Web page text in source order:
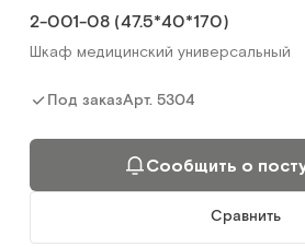
2-001-08 (47.5*40*170)
Шкаф медицинский универсальный
Под заказАрт. 5304
Сообщить о
Сравнить